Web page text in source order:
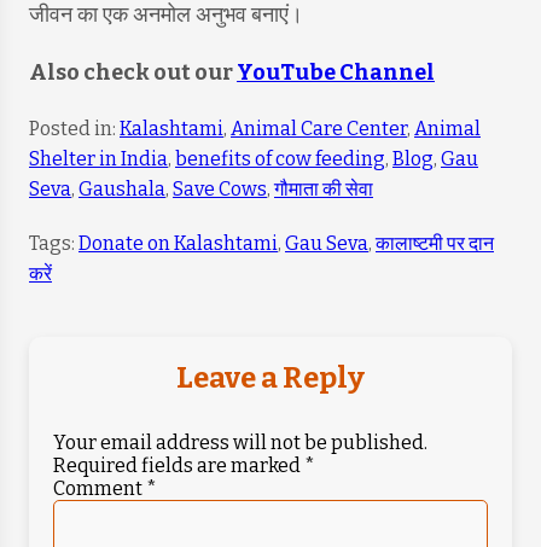
जीवन का एक अनमोल अनुभव बनाएं।
Also check out ourYouTube Channel
Posted in: Kalashtami, Animal Care Center, Animal
Shelter in India, benefits of cow feeding, Blog, Gau
Seva, Gaushala, Save Cows,गौमाता की सेवा
Tags: Donate on Kalashtami, Gau Seva,कालाष्टमी पर दान
करें
Leave a Reply
Your email address will not be published.
Required fields are marked *
Comment *